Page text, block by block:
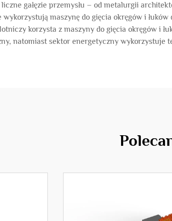
liczne gałęzie przemysłu – od metalurgii
maszynę do gięcia okręgów i
korzysta z maszyny do gięcia okręgów i
natomiast sektor energetyczny wykorzystuje